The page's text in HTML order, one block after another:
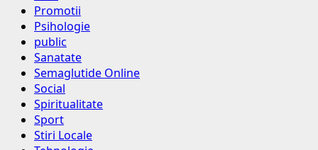
Promotii
Psihologie
public
Sanatate
Semaglutide Online
Social
Spiritualitate
Sport
Stiri Locale